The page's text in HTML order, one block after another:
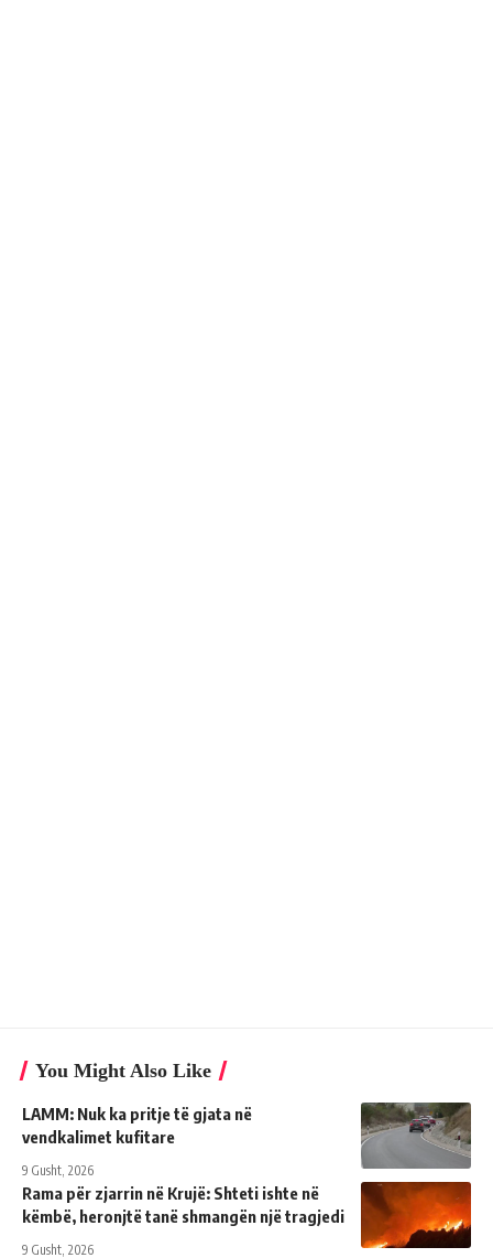
You Might Also Like
LAMM: Nuk ka pritje të gjata në
vendkalimet kufitare
9 Gusht, 2026
Rama për zjarrin në Krujë: Shteti ishte në
këmbë, heronjtë tanë shmangën një tragjedi
9 Gusht, 2026